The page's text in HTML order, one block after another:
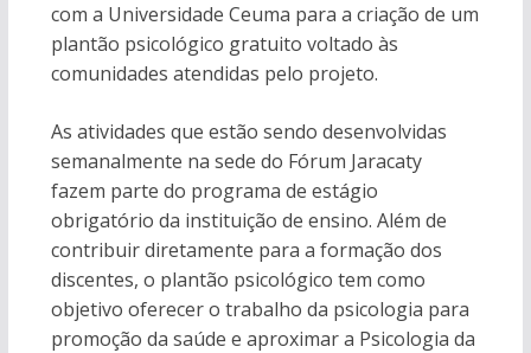
com a Universidade Ceuma para a criação de um
plantão psicológico gratuito voltado às
comunidades atendidas pelo projeto.
As atividades que estão sendo desenvolvidas
semanalmente na sede do Fórum Jaracaty
fazem parte do programa de estágio
obrigatório da instituição de ensino. Além de
contribuir diretamente para a formação dos
discentes, o plantão psicológico tem como
objetivo oferecer o trabalho da psicologia para
promoção da saúde e aproximar a Psicologia da